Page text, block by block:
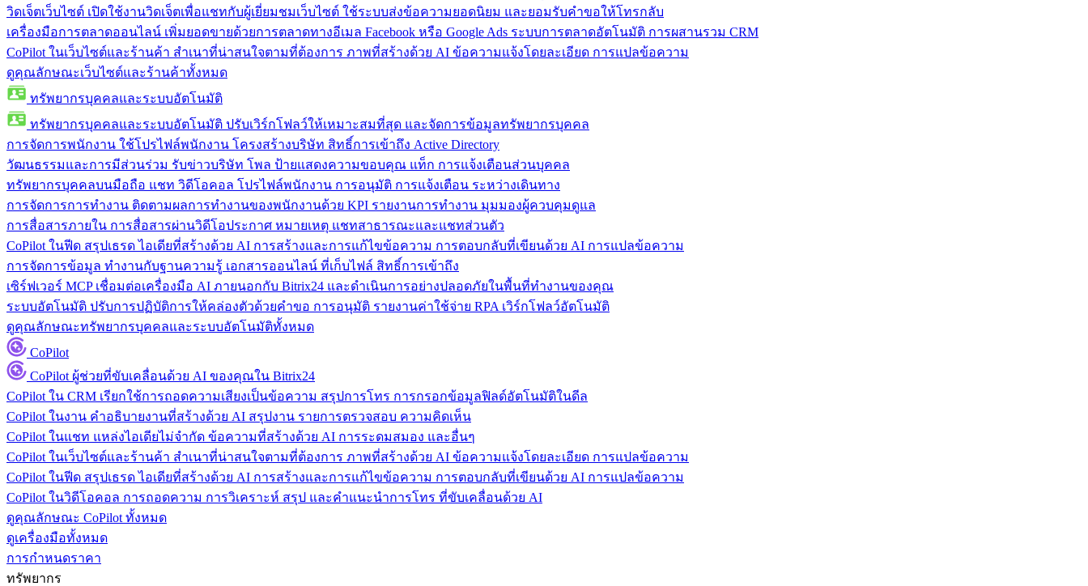
วิดเจ็ตเว็บไซต์ เปิดใช้งานวิดเจ็ตเพื่อแชทกับผู้เยี่ยมชมเว็บไซต์ ใช้ระบบส่งข้อความยอดนิยม และยอมรับคำขอให้โทรกลับ
เครื่องมือการตลาดออนไลน์ เพิ่มยอดขายด้วยการตลาดทางอีเมล Facebook หรือ Google Ads ระบบการตลาดอัตโนมัติ การผสานรวม CRM
CoPilot ในเว็บไซต์และร้านค้า สำเนาที่น่าสนใจตามที่ต้องการ ภาพที่สร้างด้วย AI ข้อความแจ้งโดยละเอียด การแปลข้อความ
ดูคุณลักษณะเว็บไซต์และร้านค้าทั้งหมด
ทรัพยากรบุคคลและระบบอัตโนมัติ
ทรัพยากรบุคคลและระบบอัตโนมัติ ปรับเวิร์กโฟลว์ให้เหมาะสมที่สุด และจัดการข้อมูลทรัพยากรบุคคล
การจัดการพนักงาน ใช้โปรไฟล์พนักงาน โครงสร้างบริษัท สิทธิ์การเข้าถึง Active Directory
วัฒนธรรมและการมีส่วนร่วม รับข่าวบริษัท โพล ป้ายแสดงความขอบคุณ แท็ก การแจ้งเตือนส่วนบุคคล
ทรัพยากรบุคคลบนมือถือ แชท วิดีโอคอล โปรไฟล์พนักงาน การอนุมัติ การแจ้งเตือน ระหว่างเดินทาง
การจัดการการทำงาน ติดตามผลการทำงานของพนักงานด้วย KPI รายงานการทำงาน มุมมองผู้ควบคุมดูแล
การสื่อสารภายใน การสื่อสารผ่านวิดีโอประกาศ หมายเหตุ แชทสาธารณะและแชทส่วนตัว
CoPilot ในฟีด สรุปเธรด ไอเดียที่สร้างด้วย AI การสร้างและการแก้ไขข้อความ การตอบกลับที่เขียนด้วย AI การแปลข้อความ
การจัดการข้อมูล ทำงานกับฐานความรู้ เอกสารออนไลน์ ที่เก็บไฟล์ สิทธิ์การเข้าถึง
เซิร์ฟเวอร์ MCP เชื่อมต่อเครื่องมือ AI ภายนอกกับ Bitrix24 และดำเนินการอย่างปลอดภัยในพื้นที่ทำงานของคุณ
ระบบอัตโนมัติ ปรับการปฏิบัติการให้คล่องตัวด้วยคำขอ การอนุมัติ รายงานค่าใช้จ่าย RPA เวิร์กโฟลว์อัตโนมัติ
ดูคุณลักษณะทรัพยากรบุคคลและระบบอัตโนมัติทั้งหมด
CoPilot
CoPilot ผู้ช่วยที่ขับเคลื่อนด้วย AI ของคุณใน Bitrix24
CoPilot ใน CRM เรียกใช้การถอดความเสียงเป็นข้อความ สรุปการโทร การกรอกข้อมูลฟิลด์อัตโนมัติในดีล
CoPilot ในงาน คำอธิบายงานที่สร้างด้วย AI สรุปงาน รายการตรวจสอบ ความคิดเห็น
CoPilot ในแชท แหล่งไอเดียไม่จำกัด ข้อความที่สร้างด้วย AI การระดมสมอง และอื่นๆ
CoPilot ในเว็บไซต์และร้านค้า สำเนาที่น่าสนใจตามที่ต้องการ ภาพที่สร้างด้วย AI ข้อความแจ้งโดยละเอียด การแปลข้อความ
CoPilot ในฟีด สรุปเธรด ไอเดียที่สร้างด้วย AI การสร้างและการแก้ไขข้อความ การตอบกลับที่เขียนด้วย AI การแปลข้อความ
CoPilot ในวิดีโอคอล การถอดความ การวิเคราะห์ สรุป และคำแนะนำการโทร ที่ขับเคลื่อนด้วย AI
ดูคุณลักษณะ CoPilot ทั้งหมด
ดูเครื่องมือทั้งหมด
การกำหนดราคา
ทรัพยากร